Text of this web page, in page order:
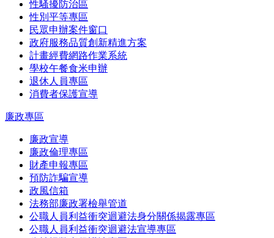
性騷擾防治區
性別平等專區
民眾申辦案件窗口
政府服務品質創新精進方案
計畫經費網路作業系統
學校午餐食米申辦
退休人員專區
消費者保護宣導
廉政專區
廉政宣導
廉政倫理專區
財產申報專區
預防詐騙宣導
政風信箱
法務部廉政署檢舉管道
公職人員利益衝突迴避法身分關係揭露專區
公職人員利益衝突迴避法宣導專區